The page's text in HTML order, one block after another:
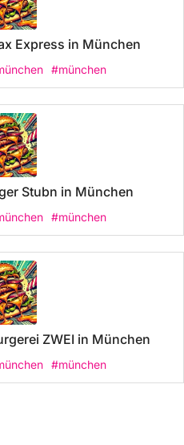
Express in München
#münchen
Stubn in München
#münchen
ZWEI in München
#münchen